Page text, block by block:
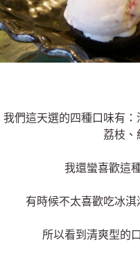
我們這天選的四種口味有：
荔枝、
我還蠻喜歡這
有時候不太喜歡吃冰淇
所以看到清爽型的